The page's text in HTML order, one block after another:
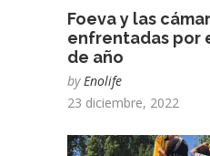
Foeva y las
enfrentadas por
de año
by Enolife
23 diciembre, 2022